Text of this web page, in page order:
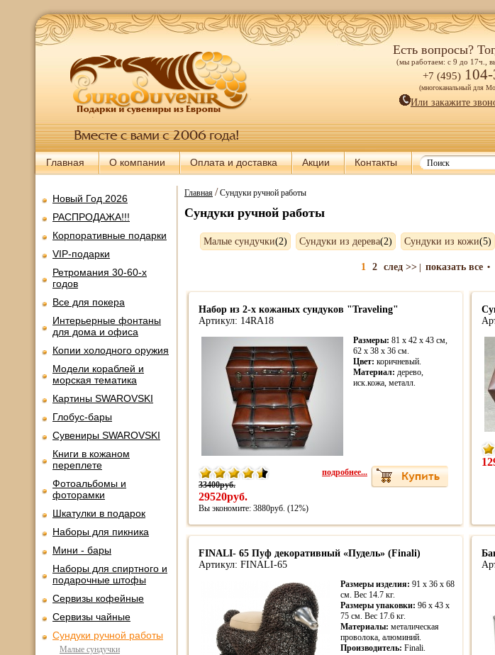
Есть вопросы?
(мы работаем: с 9 до 17ч.,
+7 (495)
(многоканальный для
Или закажите
Главная О компании Оплата и доставка Акции Контакты
Новый Год 2026
РАСПРОДАЖА!!!
Корпоративные подарки
VIP-подарки
Ретромания 30-60-х
годов
Все для покера
Интерьерные фонтаны
для дома и офиса
Копии холодного оружия
Модели кораблей и
морская тематика
Картины SWAROVSKI
Глобус-бары
Сувениры SWAROVSKI
Книги в кожаном
переплете
Фотоальбомы и
фоторамки
Шкатулки в подарок
Наборы для пикника
Мини - бары
Наборы для спиртного и
подарочные штофы
Сервизы кофейные
Сервизы чайные
Сундуки ручной работы
Малые сундучки
Главная/Сундуки ручной работы
Сундуки ручной работы
Малые сундучки(2) Сундуки из дерева(2) Сундуки из кожи(5)
1 2 след >> показать все •
Набор из 2-х кожаных сундуков "Traveling"
Артикул: 14RA18
Размеры: 81 х 42 х 43 см,
62 х 38 х 36 см.
Цвет: коричневый.
Материал: дерево,
иск.кожа, металл.
33400руб.
29520руб.
Вы экономите: 3880руб. (12%)
подробнее...
FINALI- 65 Пуф декоративный «Пудель» (Finali)
Артикул: FINALI-65
Размеры изделия: 91 x 36 x 68
см. Вес 14.7 кг.
Размеры упаковки: 96 x 43 x
75 см. Вес 17.6 кг.
Материалы: металическая
проволока, алюминий.
Производитель: Finali.